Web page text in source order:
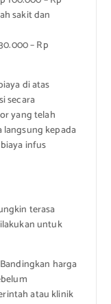
sakit dan
– Rp
di atas
secara
yang telah
langsung kepada
infus
terasa
untuk
harga
atau klinik